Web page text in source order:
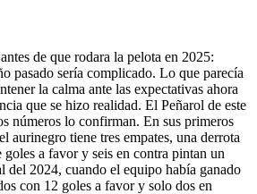
de que rodara la pelota en 2025:
pasado sería complicado. Lo que parecía
la calma ante las expectativas ahora
que se hizo realidad. El Peñarol de este
números lo confirman. En sus primeros
aurinegro tiene tres empates, una derrota
a favor y seis en contra pintan un
del 2024, cuando el equipo había ganado
con 12 goles a favor y solo dos en